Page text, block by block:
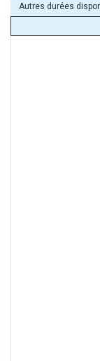
Autres durées